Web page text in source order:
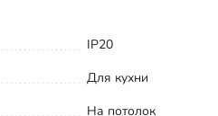
IP20
Для кухни
На потолок